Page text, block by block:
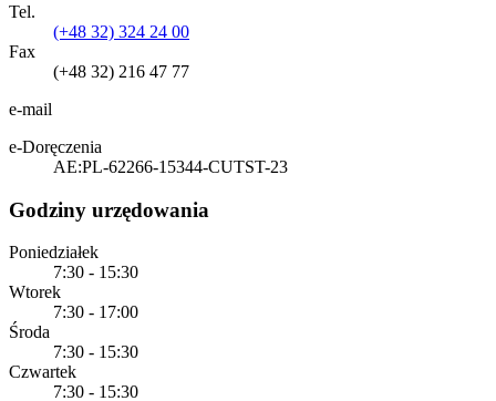
Tel.
(+48 32) 324 24 00
Fax
(+48 32) 216 47 77
e-mail
e-Doręczenia
AE:PL-62266-15344-CUTST-23
Godziny urzędowania
Poniedziałek
7:30 - 15:30
Wtorek
7:30 - 17:00
Środa
7:30 - 15:30
Czwartek
7:30 - 15:30